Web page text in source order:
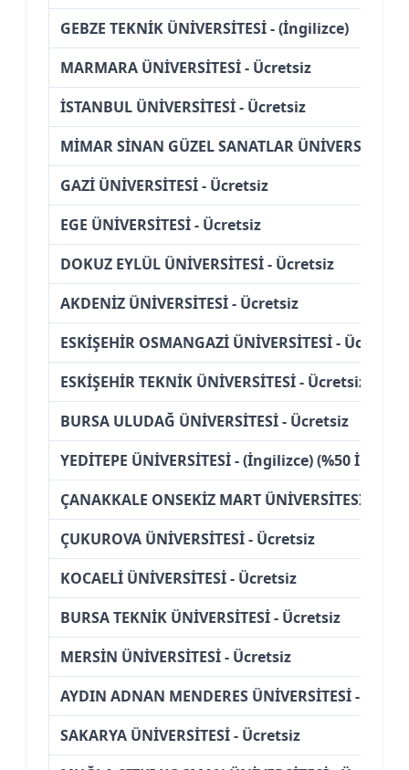
GEBZE TEKNİK ÜNİVERSİTESİ - (İngilizce)
MARMARA ÜNİVERSİTESİ - Ücretsiz
İSTANBUL ÜNİVERSİTESİ - Ücretsiz
MİMAR SİNAN GÜZEL SANATLAR ÜNİVERSİTESİ
GAZİ ÜNİVERSİTESİ - Ücretsiz
EGE ÜNİVERSİTESİ - Ücretsiz
DOKUZ EYLÜL ÜNİVERSİTESİ - Ücretsiz
AKDENİZ ÜNİVERSİTESİ - Ücretsiz
ESKİŞEHİR OSMANGAZİ ÜNİVERSİTESİ - Ücretsiz
ESKİŞEHİR TEKNİK ÜNİVERSİTESİ - Ücretsiz
BURSA ULUDAĞ ÜNİVERSİTESİ - Ücretsiz
YEDİTEPE ÜNİVERSİTESİ - (İngilizce) (%50
ÇANAKKALE ONSEKİZ MART ÜNİVERSİTESİ -
ÇUKUROVA ÜNİVERSİTESİ - Ücretsiz
KOCAELİ ÜNİVERSİTESİ - Ücretsiz
BURSA TEKNİK ÜNİVERSİTESİ - Ücretsiz
MERSİN ÜNİVERSİTESİ - Ücretsiz
AYDIN ADNAN MENDERES ÜNİVERSİTESİ -
SAKARYA ÜNİVERSİTESİ - Ücretsiz